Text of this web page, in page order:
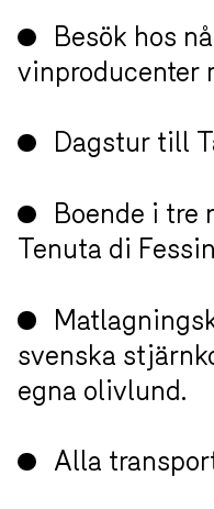
Besök hos
främsta
vinprovningar.
Dagstur till
Boende i tre
svenska
egna olivlund.